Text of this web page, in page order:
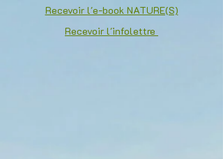
Recevoir l'e-book NATURE(S)
Recevoir l'infolettre